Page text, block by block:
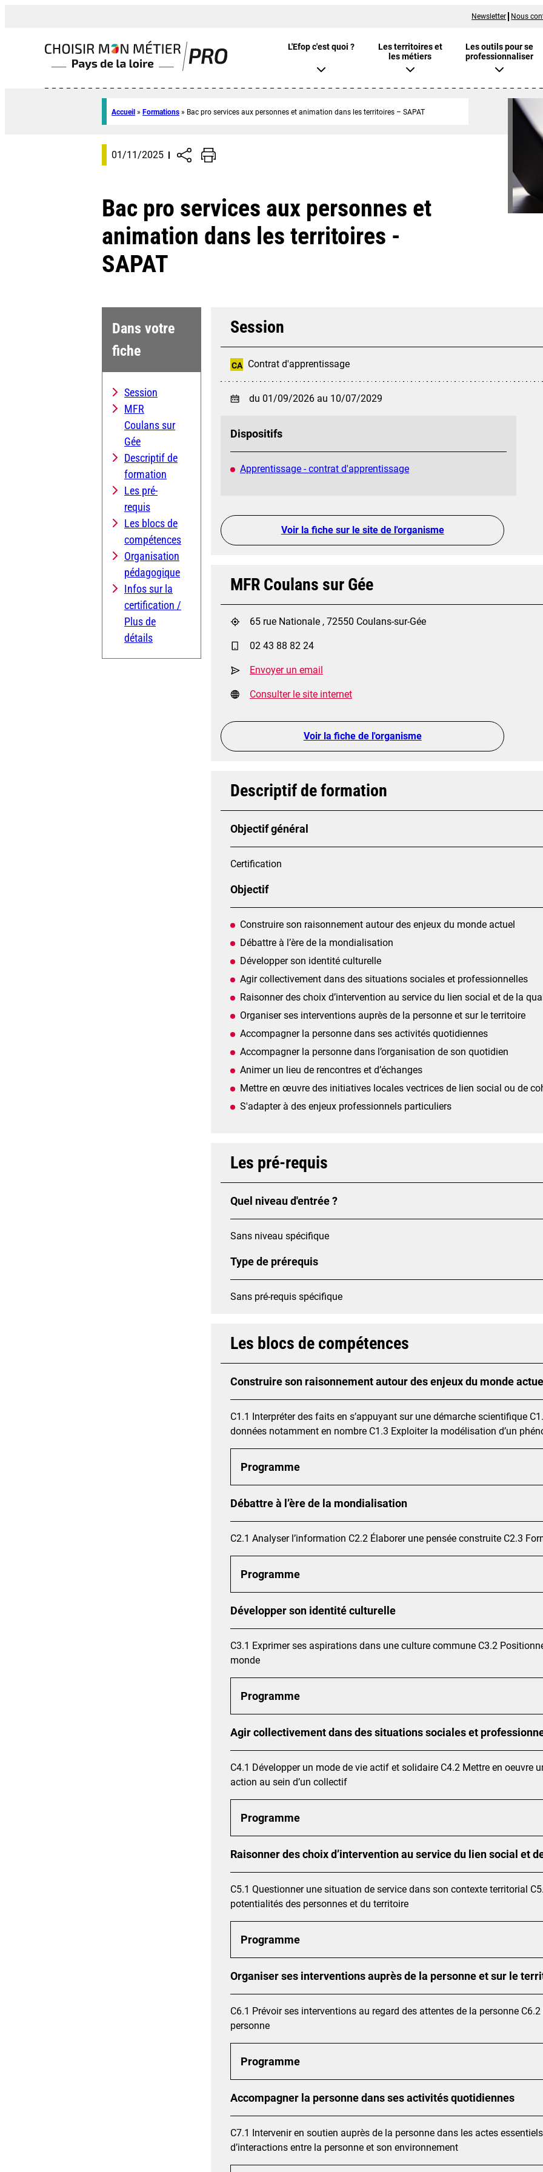
Newsletter Nous
L'Efop c'est quoi ?
Les territoires et
les métiers
Les outils pour se
professionnaliser
Accueil » Formations » Bac pro services aux personnes et animation dans les territoires – SAPAT
01/11/2025
Bac pro services aux personnes et
animation dans les territoires -
SAPAT
Dans votre
fiche
Session
MFR
Coulans sur
Gée
Descriptif de
formation
Les pré-
requis
Les blocs de
compétences
Organisation
pédagogique
Infos sur la
certification /
Plus de
détails
Session
CA Contrat d'apprentissage
du 01/09/2026 au 10/07/2029
Dispositifs
Apprentissage - contrat d'apprentissage
Voir la fiche sur le site de l'organisme
MFR Coulans sur Gée
65 rue Nationale , 72550 Coulans-sur-Gée
02 43 88 82 24
Envoyer un email
Consulter le site internet
Voir la fiche de l'organisme
Descriptif de formation
Objectif général
Certification
Objectif
Construire son raisonnement autour des enjeux du monde actuel
Débattre à l’ère de la mondialisation
Développer son identité culturelle
Agir collectivement dans des situations sociales et professionnelles
Raisonner des choix d’intervention au service du lien social et de la
Organiser ses interventions auprès de la personne et sur le territoire
Accompagner la personne dans ses activités quotidiennes
Accompagner la personne dans l’organisation de son quotidien
Animer un lieu de rencontres et d’échanges
Mettre en œuvre des initiatives locales vectrices de lien social ou de
S'adapter à des enjeux professionnels particuliers
Les pré-requis
Quel niveau d'entrée ?
Sans niveau spécifique
Type de prérequis
Sans pré-requis spécifique
Les blocs de compétences
Construire son raisonnement autour des enjeux du monde actuel
C1.1 Interpréter des faits en s’appuyant sur une démarche scientifique
données notamment en nombre C1.3 Exploiter la modélisation d’un
Programme
Débattre à l’ère de la mondialisation
C2.1 Analyser l’information C2.2 Élaborer une pensée construite C2.3
Programme
Développer son identité culturelle
C3.1 Exprimer ses aspirations dans une culture commune C3.2
monde
Programme
Agir collectivement dans des situations sociales et
C4.1 Développer un mode de vie actif et solidaire C4.2 Mettre en oeuvre
action au sein d’un collectif
Programme
Raisonner des choix d’intervention au service du lien social et
C5.1 Questionner une situation de service dans son contexte territorial
potentialités des personnes et du territoire
Programme
Organiser ses interventions auprès de la personne et sur le
C6.1 Prévoir ses interventions au regard des attentes de la personne
personne
Programme
Accompagner la personne dans ses activités quotidiennes
C7.1 Intervenir en soutien auprès de la personne dans les actes
d’interactions entre la personne et son environnement